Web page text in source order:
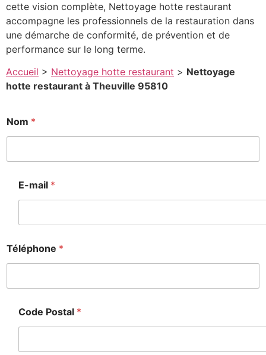
cette vision complète, Nettoyage hotte restaurant
accompagne les professionnels de la restauration dans
une démarche de conformité, de prévention et de
performance sur le long terme.
Accueil > Nettoyage hotte restaurant > Nettoyage
hotte restaurant à Theuville 95810
e
s
a
Nom *
E-mail *
Téléphone *
Code Postal *